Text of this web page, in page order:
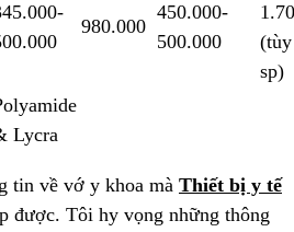
980.000
450.000-
500.000
sp)
Lycra
tin về vớ y khoa mà Thiết bị y tế
được. Tôi hy vọng những thông